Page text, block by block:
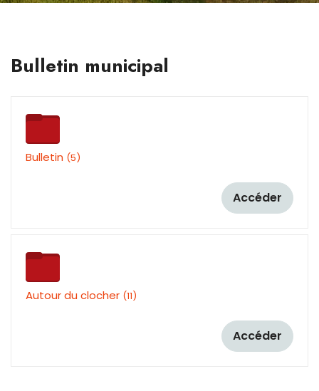
Bulletin municipal
Bulletin (5)
Accéder
Autour du clocher (11)
Accéder